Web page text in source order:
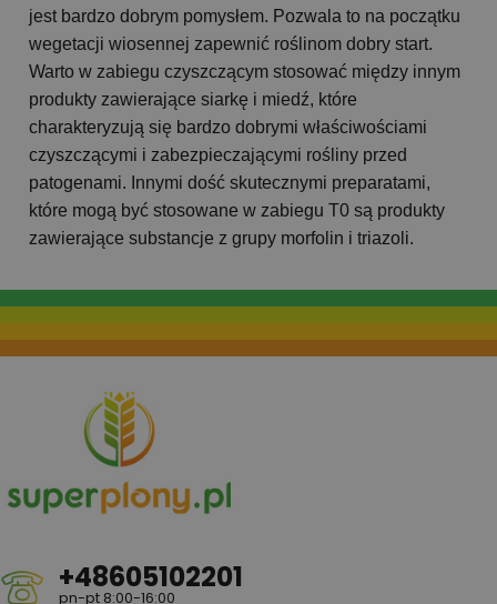
jest bardzo dobrym pomysłem. Pozwala to na początku
wegetacji wiosennej zapewnić roślinom dobry start.
Warto w zabiegu czyszczącym stosować między innym
produkty zawierające siarkę i miedź, które
charakteryzują się bardzo dobrymi właściwościami
czyszczącymi i zabezpieczającymi rośliny przed
patogenami. Innymi dość skutecznymi preparatami,
które mogą być stosowane w zabiegu T0 są produkty
zawierające substancje z grupy morfolin i triazoli.
+48605102201
pn-pt 8:00-16:00